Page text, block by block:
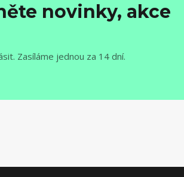
novinky, akce
Zasíláme jednou za 14 dní.